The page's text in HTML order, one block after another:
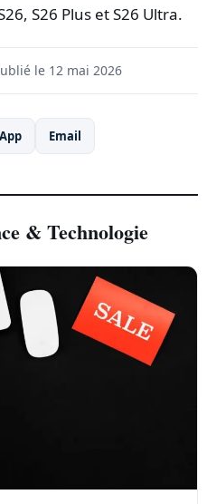
S26 Plus et S26 Ultra.
le 12 mai 2026
Email
& Technologie